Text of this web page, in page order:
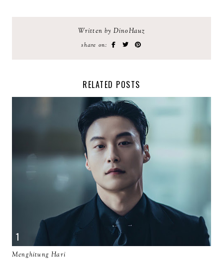
Written by DinoHauz
share on:
RELATED POSTS
Menghitung Hari